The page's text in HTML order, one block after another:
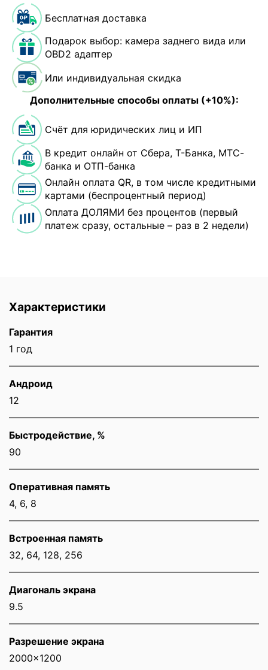
Бесплатная доставка
Подарок выбор: камера заднего вида или
OBD2 адаптер
Или индивидуальная скидка
Дополнительные способы оплаты (+10%):
Счёт для юридических лиц и ИП
В кредит онлайн от Сбера, Т-Банка, МТС-
банка и ОТП-банка
Онлайн оплата QR, в том числе кредитными
картами (беспроцентный период)
Оплата ДОЛЯМИ без процентов (первый
платеж сразу, остальные – раз в 2 недели)
Характеристики
Гарантия
1 год
Андроид
12
Быстродействие, %
90
Оперативная память
4, 6, 8
Встроенная память
32, 64, 128, 256
Диагональ экрана
9.5
Разрешение экрана
2000x1200